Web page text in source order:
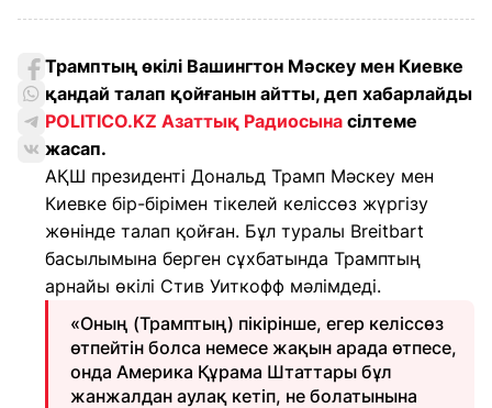
Трамптың өкілі Вашингтон Мәскеу мен Киевке
қандай талап қойғанын айтты, деп хабарлайды
POLITICO.KZ Азаттық Радиосына сілтеме
жасап.
АҚШ президенті Дональд Трамп Мәскеу мен
Киевке бір-бірімен тікелей келіссөз жүргізу
жөнінде талап қойған. Бұл туралы Breitbart
басылымына берген сұхбатында Трамптың
арнайы өкілі Стив Уиткофф мәлімдеді.
«Оның (Трамптың) пікірінше, егер келіссөз
өтпейтін болса немесе жақын арада өтпесе,
онда Америка Құрама Штаттары бұл
жанжалдан аулақ кетіп, не болатынына